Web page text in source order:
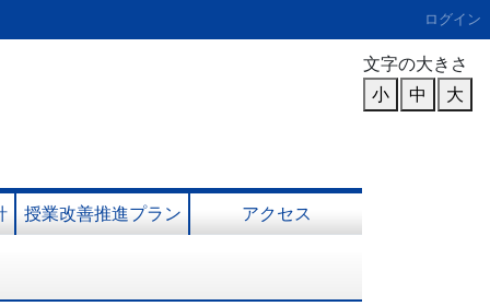
ログイン
文字の大きさ
小
中 大
授業改善推進プラン アクセス